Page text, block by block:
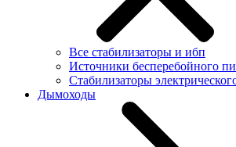
Все стабилизаторы и ибп
Источники бесперебойного
Стабилизаторы
Дымоходы